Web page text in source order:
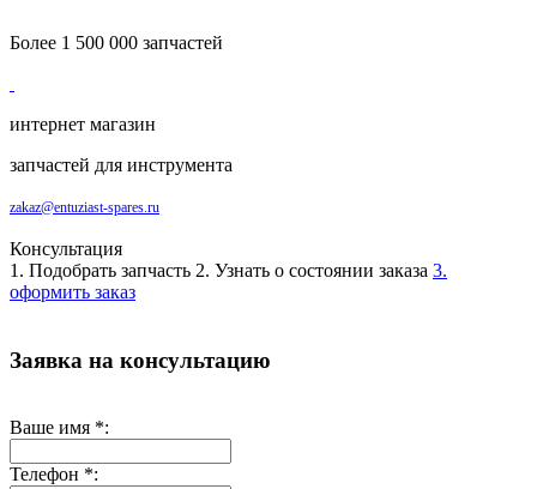
Более 1 500 000 запчастей
интернет магазин
запчастей для инструмента
zakaz@entuziast-spares.ru
Консультация
1. Подобрать запчасть 2. Узнать о состоянии заказа 3.
оформить заказ
Заявка на консультацию
Ваше имя *:
Телефон *: